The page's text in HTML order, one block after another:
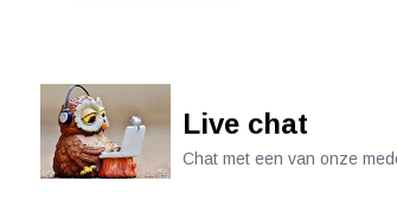
Live chat
Chat met een van onze